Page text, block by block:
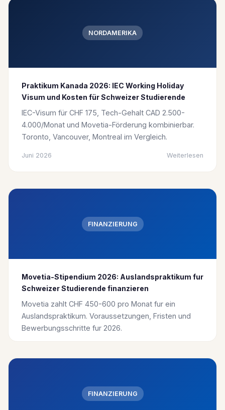
NORDAMERIKA
Praktikum Kanada 2026: IEC Working Holiday
Visum und Kosten für Schweizer Studierende
IEC-Visum für CHF 175, Tech-Gehalt CAD 2.500-
4.000/Monat und Movetia-Förderung kombinierbar.
Toronto, Vancouver, Montreal im Vergleich.
Juni 2026 Weiterlesen
FINANZIERUNG
Movetia-Stipendium 2026: Auslandspraktikum fur
Schweizer Studierende finanzieren
Movetia zahlt CHF 450-600 pro Monat fur ein
Auslandspraktikum. Voraussetzungen, Fristen und
Bewerbungsschritte fur 2026.
FINANZIERUNG